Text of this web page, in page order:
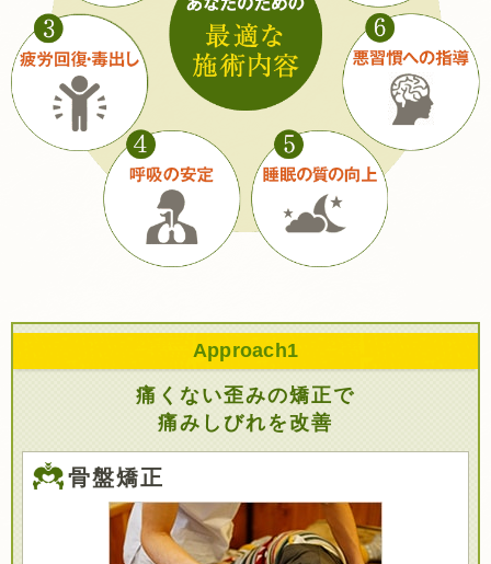
Approach1
痛くない歪みの矯正で
痛みしびれを改善
骨盤矯正